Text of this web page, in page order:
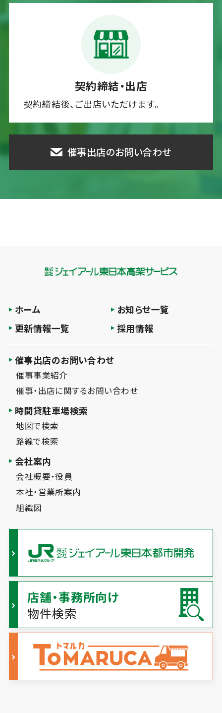
契約締結・出店
契約締結後、ご出店いただけます。
催事出店のお問い合わせ
ホーム
お知らせ一覧
更新情報一覧
採用情報
催事出店のお問い合わせ
催事事業紹介
催事・出店に関するお問い合わせ
時間貸駐車場検索
地図で検索
路線で検索
会社案内
会社概要・役員
本社・営業所案内
組織図
店舗・事務所向け
物件検索